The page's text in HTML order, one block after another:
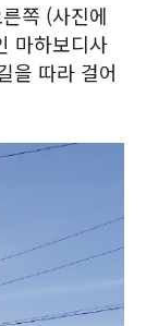
쪽 (사진에
마하보디사
을 따라 걸어